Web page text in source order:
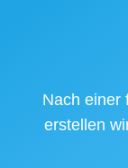
Nach einer
erstellen